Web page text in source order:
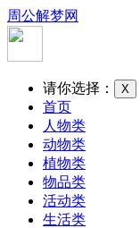
周公解梦网
请你选择： X
首页
人物类
动物类
植物类
物品类
活动类
生活类